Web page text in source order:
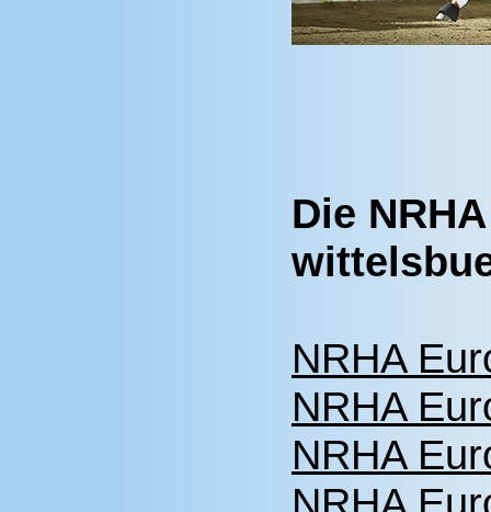
Die
NRHA
NRHA
NRHA